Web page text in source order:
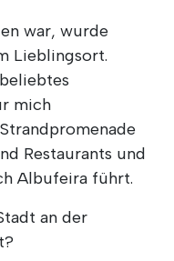
war, wurde
Lieblingsort.
mich
Restaurants und
Albufeira führt.
an der